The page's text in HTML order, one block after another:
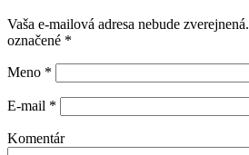
Vaša e-mailová adresa nebude zverejnená.
označené *
Meno *
E-mail *
Komentár